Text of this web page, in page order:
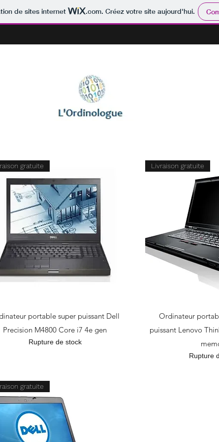
de sites internet .com. Créez votre site aujourd'hui.
gratuite
portable super puissant Dell
Precision M4800 Core i7 4e gen
Rupture de stock
Livraison gratuite
Ordinateur
puissant Lenovo
Rupture
gratuite